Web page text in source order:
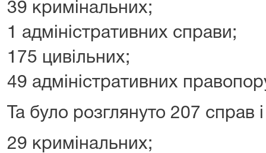
39 кримінальних;
1 адміністративних справи;
175 цивільних;
49 адміністративних
Та було розглянуто 207 справ
29 кримінальних;